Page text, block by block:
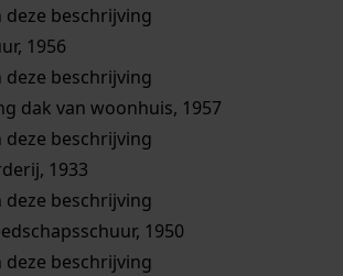
deze beschrijving
1956
deze beschrijving
dak van woonhuis, 1957
deze beschrijving
1933
deze beschrijving
1950
deze beschrijving